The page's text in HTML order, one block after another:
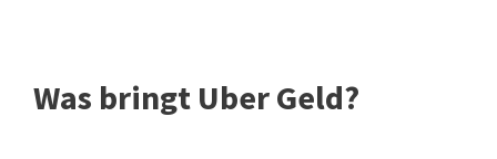
Was bringt Uber Geld?